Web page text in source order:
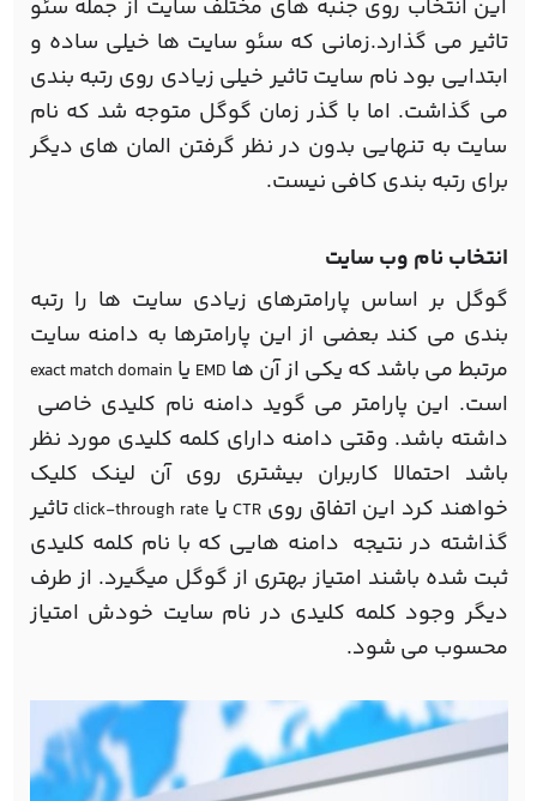
این انتخاب روی جنبه های مختلف سایت از جمله سئو
تاثیر می گذارد.زمانی که سئو سایت ها خیلی ساده و
ابتدایی بود نام سایت تاثیر خیلی زیادی روی رتبه بندی
می گذاشت. اما با گذر زمان گوگل متوجه شد که نام
سایت به تنهایی بدون در نظر گرفتن المان های دیگر
برای رتبه بندی کافی نیست.
انتخاب نام وب سایت
گوگل بر اساس پارامترهای زیادی سایت ها را رتبه
بندی می کند بعضی از این پارامترها به دامنه سایت
مرتبط می باشد که یکی از آن ها EMD یا exact match domain
است. این پارامتر می گوید دامنه نام کلیدی خاصی
داشته باشد. وقتی دامنه دارای کلمه کلیدی مورد نظر
باشد احتمالا کاربران بیشتری روی آن لینک کلیک
خواهند کرد این اتفاق روی CTRیاclick-through rateتاثیر
گذاشته در نتیجه دامنه هایی که با نام کلمه کلیدی
ثبت شده باشند امتیاز بهتری از گوگل میگیرد. از طرف
دیگر وجود کلمه کلیدی در نام سایت خودش امتیاز
محسوب می شود.